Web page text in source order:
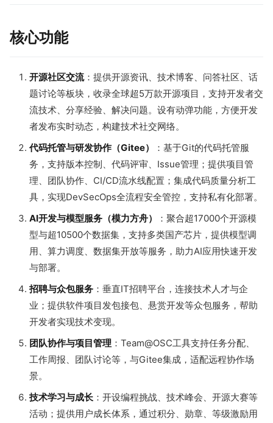
核心功能
开源社区交流：提供开源资讯、技术博客、问答社区、话
题讨论等板块，收录全球超5万款开源项目，支持开发者交
流技术、分享经验、解决问题。设有动弹功能，方便开发
者发布实时动态，构建技术社交网络。
代码托管与研发协作（Gitee）
：基于Git的代码托管服
务，支持版本控制、代码评审、Issue管理；提供项目管
理、团队协作、CI/CD流水线配置；集成代码质量分析工
具，实现DevSecOps全流程安全管控，支持私有化部署。
AI开发与模型服务（模力方舟）
：聚合超17000个开源模
型与超10500个数据集，支持多类国产芯片，提供模型调
用、算力调度、数据集开放等服务，助力AI应用快速开发
与部署。
招聘与众包服务 ：垂直IT招聘平台，连接技术人才与企
业；提供软件项目发包接包、悬赏开发等众包服务，帮助
开发者实现技术变现。
团队协作与项目管理 ：Team@OSC工具支持任务分配、
工作周报、团队讨论等，与Gitee集成，适配远程协作场
景。
技术学习与成长 ：开设编程挑战、技术峰会、开源大赛等
活动；提供用户成长体系，通过积分、勋章、等级激励用